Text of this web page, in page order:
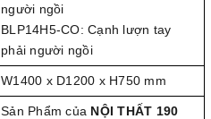
người ngồi
BLP14H5-CO: Cạnh lượn tay
phải người ngồi
W1400 x D1200 x H750 mm
Sản Phẩm của NỘI THẤT 190